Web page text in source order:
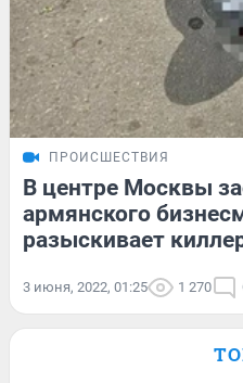
ПРОИСШЕСТВИЯ
В центре Москвы
армянского
разыскивает
3 июня, 2022, 01:25 1 270